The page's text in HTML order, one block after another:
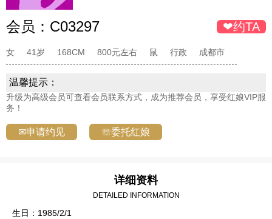
会员： C03297 ❤约TA
女 41岁 168CM 800元左右 鼠 行政 成都市
温馨提示：
升级为高级会员可查看会员联系方式，成为推荐会员，享受红娘VIP服
务！
✉申请约见 ☏委托红娘
详细资料
DETAILED INFORMATION
生日：1985/2/1